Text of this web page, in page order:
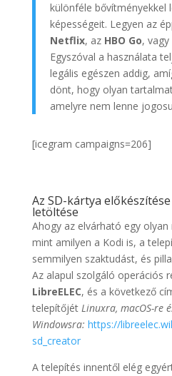
különféle bővítményekkel
képességeit. Legyen az
Netflix, az HBO Go,
Egyszóval a használata
legális egészen addig,
dönt, hogy olyan
amelyre nem lenne
[icegram campaigns=206]
Az SD-kártya
letöltése
Ahogy az elvárható egy
mint amilyen a Kodi is, a
semmilyen szaktudást, és
Az alapul szolgáló operációs
LibreELEC, és a következő
telepítőjét Linuxra, macOS-re
Windowsra: https://
sd_creator
A telepítés innentől elég